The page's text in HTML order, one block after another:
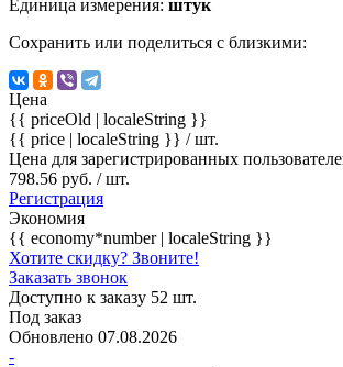
Единица измерения: штук
Сохранить или поделиться с близкими:
Цена
{{ priceOld | localeString }}
{{ price | localeString }} / шт.
Цена для зарегистрированных
798.56 руб. / шт.
Регистрация
Экономия
{{ economy*number | localeString }}
Хотите скидку? Звоните!
Заказать звонок
Доступно к заказу 52 шт.
Под заказ
Обновлено 07.08.2026
-